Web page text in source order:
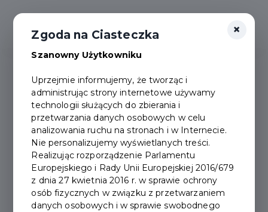
×
Zgoda na Ciasteczka
Szanowny Użytkowniku
Uprzejmie informujemy, że tworząc i
administrując strony internetowe używamy
technologii służących do zbierania i
przetwarzania danych osobowych w celu
analizowania ruchu na stronach i w Internecie.
Nie personalizujemy wyświetlanych treści.
Realizując rozporządzenie Parlamentu
Europejskiego i Rady Unii Europejskiej 2016/679
z dnia 27 kwietnia 2016 r. w sprawie ochrony
osób fizycznych w związku z przetwarzaniem
danych osobowych i w sprawie swobodnego